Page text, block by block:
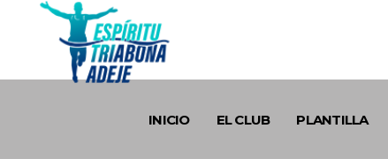
INICIO EL CLUB PLANTILLA